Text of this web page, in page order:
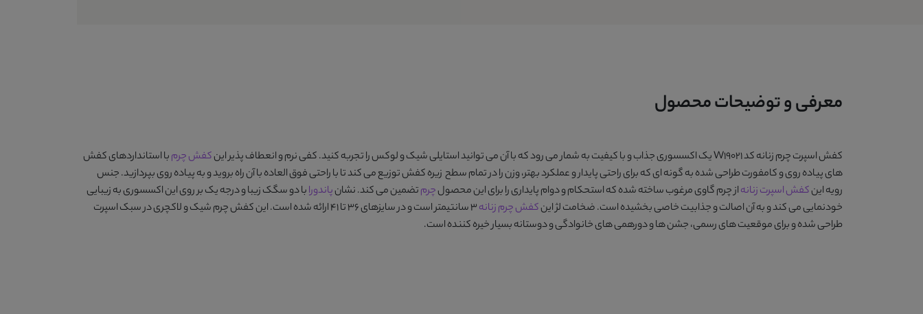
معرفی و توضیحات محصول
کفش اسپرت چرم زنانه کد W19021 یک اکسسوری جذاب و با کیفیت به شمار می رود که با آن می توانید استایلی شیک و لوکس را تجربه کنید. کفی نرم و انعطاف پذیر اینکفش چرمبا استانداردهای کفش
های پیاده روی و کامفورت طراحی شده به گونه ای که برای راحتی پایدار و عملکرد بهتر، وزن را در تمام سطح زیره کفش توزیع می کند تا با راحتی فوق العاده با آن راه بروید و به پیاده روی بپردازید. جنس
رویه اینکفش اسپرت زنانهاز چرم گاوی مرغوب ساخته شده که استحکام و دوام پایداری را برای این محصولچرمتضمین می کند. نشانپاندورابا دو سگک زیبا و درجه یک بر روی این اکسسوری به زیبایی
خودنمایی می کند و به آن اصالت و جذابیت خاصی بخشیده است. ضخامت لژ اینکفشچرم زنانه
3 سانتیمتر است و در سایزهای 36 تا 41 ارائه شده است. این کفش چرم شیک و لاکچری در سبک اسپرت
طراحی شده و برای موقعیت های رسمی، جشن ها و دورهمی های خانوادگی و دوستانه بسیار خیره کننده است.